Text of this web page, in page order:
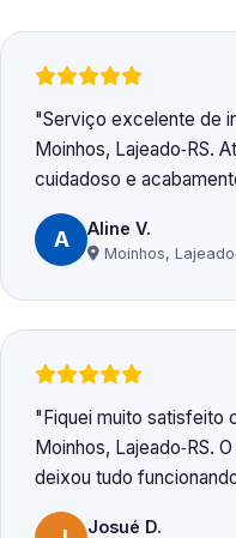
Serviço excelente de
Moinhos, Lajeado‑RS.
cuidadoso e
A Aline V.
Moinhos,
Fiquei muito satisfeito
Moinhos, Lajeado‑RS.
deixou tudo
Josué D.